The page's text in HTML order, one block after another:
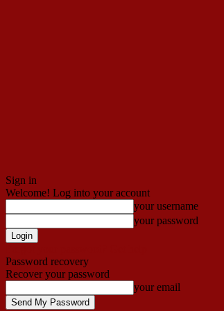
Sign in
Welcome! Log into your account
your username
your password
Password recovery
Recover your password
your email